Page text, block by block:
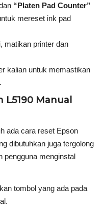
“Platen Pad Counter”
mereset ink pad
matikan printer dan
kalian untuk memastikan
L5190 Manual
ada cara reset Epson
dibutuhkan juga tergolong
pengguna menginstal
tombol yang ada pada